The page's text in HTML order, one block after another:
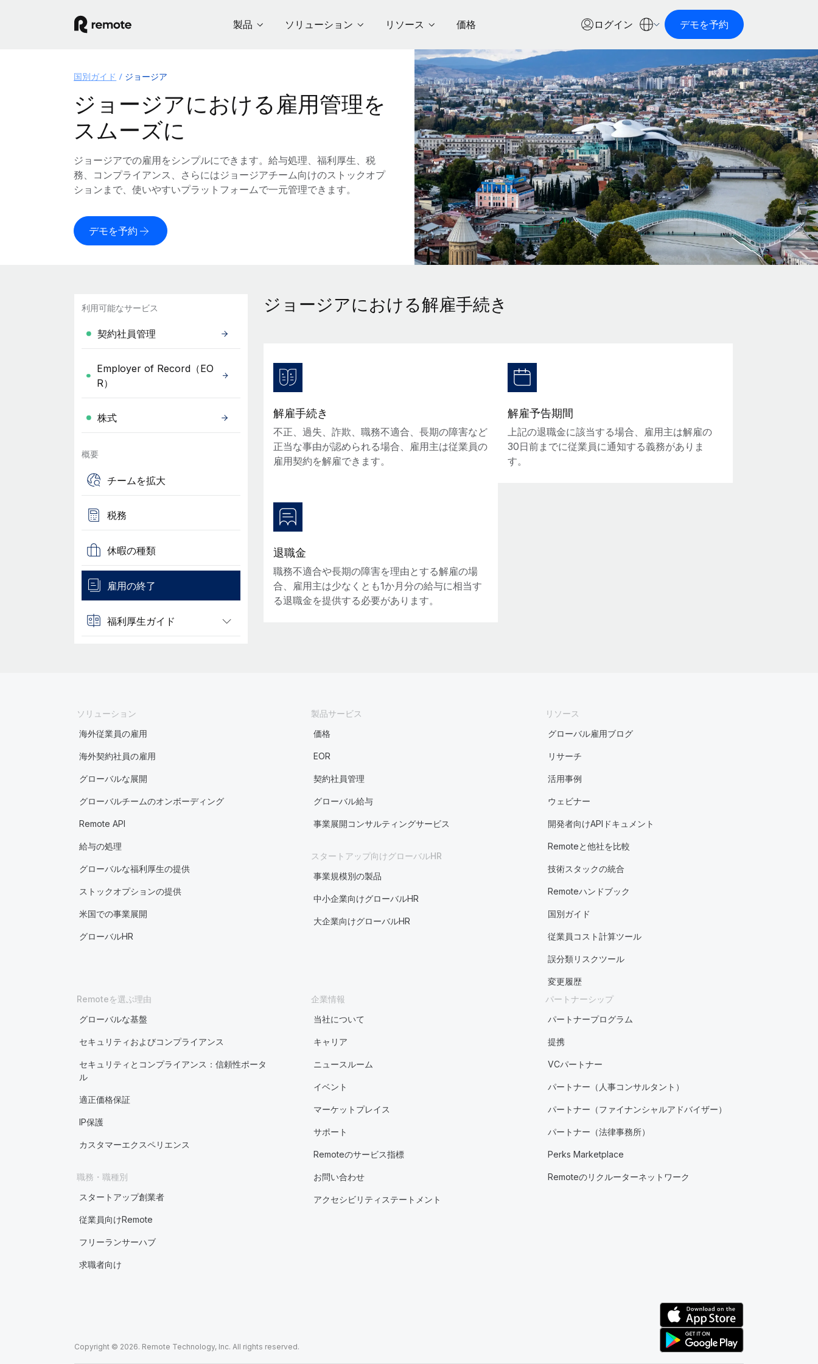
製品 ソリューション リソース 価格 ログイン デモを予約
国別ガイド ジョージア
ジョージアにおける雇用管理を
スムーズに
ジョージアでの雇用をシンプルにできます。給与処理、福利厚生、税
務、コンプライアンス、さらにはジョージアチーム向けのストックオプ
ションまで、使いやすいプラットフォームで一元管理できます。
デモを予約
利用可能なサービス
契約社員管理
Employer of Record（EO
R）
株式
概要
チームを拡大
税務
休暇の種類
雇用の終了
福利厚生ガイド
ジョージアにおける解雇手続き
解雇手続き
不正、過失、詐欺、職務不適合、長期の障害など
正当な事由が認められる場合、雇用主は従業員の
雇用契約を解雇できます。
解雇予告期間
上記の退職金に該当する場合、雇用主は解雇の
30日前までに従業員に通知する義務がありま
す。
退職金
職務不適合や長期の障害を理由とする解雇の場
合、雇用主は少なくとも1か月分の給与に相当す
る退職金を提供する必要があります。
ソリューション
海外従業員の雇用
海外契約社員の雇用
グローバルな展開
グローバルチームのオンボーディング
Remote API
給与の処理
グローバルな福利厚生の提供
ストックオプションの提供
米国での事業展開
グローバルHR
製品サービス
価格
EOR
契約社員管理
グローバル給与
事業展開コンサルティングサービス
スタートアップ向けグローバルHR
事業規模別の製品
中小企業向けグローバルHR
大企業向けグローバルHR
リソース
グローバル雇用ブログ
リサーチ
活用事例
ウェビナー
開発者向けAPIドキュメント
Remoteと他社を比較
技術スタックの統合
Remoteハンドブック
国別ガイド
従業員コスト計算ツール
誤分類リスクツール
変更履歴
Remoteを選ぶ理由
グローバルな基盤
セキュリティおよびコンプライアンス
セキュリティとコンプライアンス：信頼性ポータ
ル
適正価格保証
IP保護
カスタマーエクスペリエンス
職務・職種別
スタートアップ創業者
従業員向けRemote
フリーランサーハブ
求職者向け
企業情報
当社について
キャリア
ニュースルーム
イベント
マーケットプレイス
サポート
Remoteのサービス指標
お問い合わせ
アクセシビリティステートメント
パートナーシップ
パートナープログラム
提携
VCパートナー
パートナー（人事コンサルタント）
パートナー（ファイナンシャルアドバイザー）
パートナー（法律事務所）
Perks Marketplace
Remoteのリクルーターネットワーク
Copyright © 2026. Remote Technology, Inc. All rights reserved.